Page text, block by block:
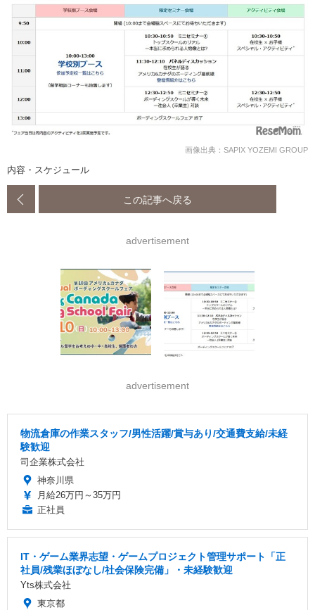
画像出典：SAPIX YOZEMI GROUP
内容・スケジュール
この記事へ戻る
advertisement
advertisement
物流倉庫の作業スタッフ/男性活躍/賞与あり/交通費支給/未経
験歓迎
司企業株式会社
神奈川県
月給26万円～35万円
正社員
IT・ゲーム業界志望・ゲームプロジェクト管理サポート「正
社員/残業ほぼなし/社会保険完備」・未経験歓迎
Yts株式会社
東京都